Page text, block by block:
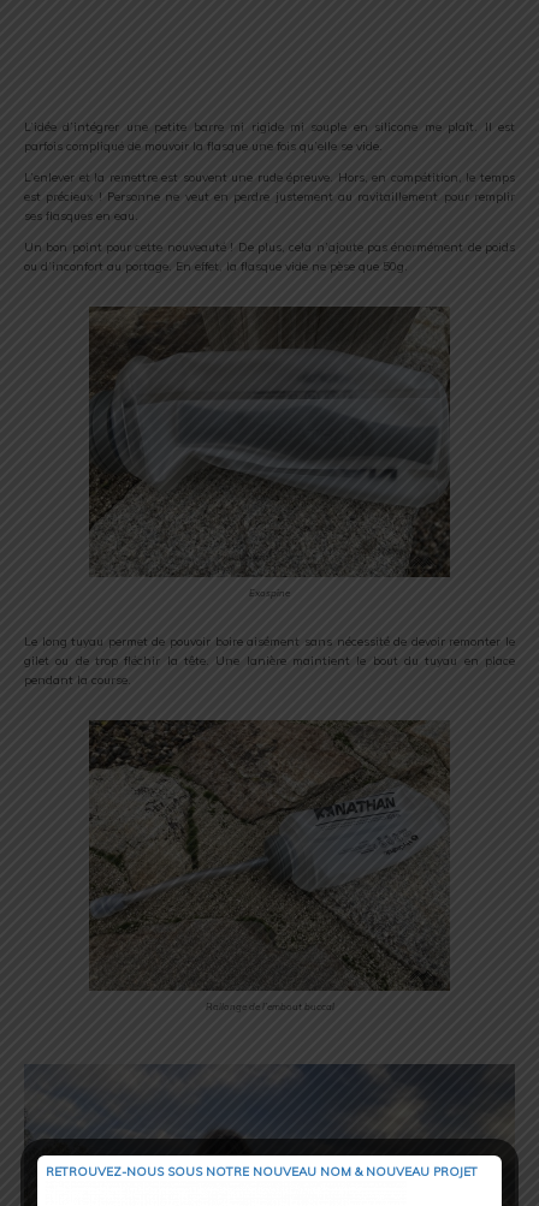
L’idée d’intégrer une petite barre mi rigide mi souple en silicone me plaît. Il est
parfois compliqué de mouvoir la flasque une fois qu’elle se vide.
L’enlever et la remettre est souvent une rude épreuve. Hors, en compétition, le temps
est précieux ! Personne ne veut en perdre justement au ravitaillement pour remplir
ses flasques en eau.
Un bon point pour cette nouveauté ! De plus, cela n’ajoute pas énormément de poids
ou d’inconfort au portage. En effet, la flasque vide ne pèse que 50g.
Exospine
Le long tuyau permet de pouvoir boire aisément sans nécessité de devoir remonter le
gilet ou de trop fléchir la tête. Une lanière maintient le bout du tuyau en place
pendant la course.
Rallonge de l’embout buccal
RETROUVEZ-NOUS SOUS NOTRE NOUVEAU NOM & NOUVEAU PROJET